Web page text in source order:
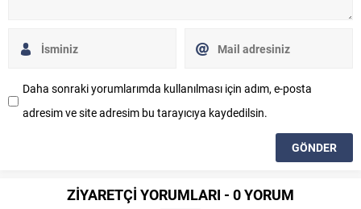
Daha sonraki yorumlarımda kullanılması için adım, e-posta
adresim ve site adresim bu tarayıcıya kaydedilsin.
ZİYARETÇİ YORUMLARI - 0 YORUM